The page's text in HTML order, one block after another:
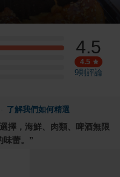
4.5
4.5
9則評論
了解我們如何精選
擇，海鮮、肉類、啤酒無限
蕾。 ”